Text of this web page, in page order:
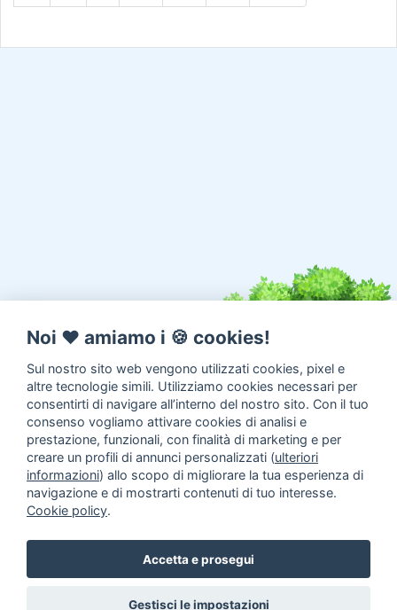
Inserisci un annuncio
Noi ♥️ amiamo i 🍪 cookies!
Sul nostro sito web vengono utilizzati cookies, pixel e
altre tecnologie simili. Utilizziamo cookies necessari per
consentirti di navigare all’interno del nostro sito. Con il tuo
consenso vogliamo attivare cookies di analisi e
prestazione, funzionali, con finalità di marketing e per
creare un profili di annunci personalizzati (ulteriori
informazioni) allo scopo di migliorare la tua esperienza di
navigazione e di mostrarti contenuti di tuo interesse.
Cookie policy.
Accetta e prosegui
Gestisci le impostazioni